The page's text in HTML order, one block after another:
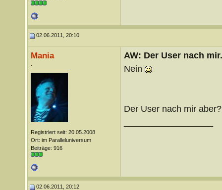
02.06.2011, 20:10
Mania
Registriert seit: 20.05.2008
Ort: im Paralleluniversum
Beiträge: 916
AW: Der User nach
Nein
Der User nach mir aber?
02.06.2011, 20:12